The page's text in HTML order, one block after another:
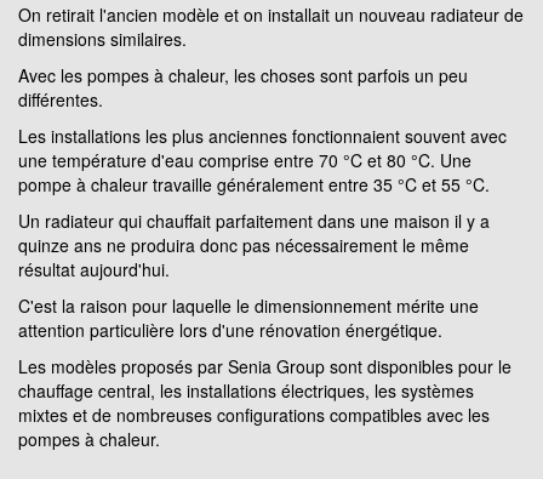
On retirait l'ancien modèle et on installait un nouveau radiateur de
dimensions similaires.
Avec les pompes à chaleur, les choses sont parfois un peu
différentes.
Les installations les plus anciennes fonctionnaient souvent avec
une température d'eau comprise entre 70 °C et 80 °C. Une
pompe à chaleur travaille généralement entre 35 °C et 55 °C.
Un radiateur qui chauffait parfaitement dans une maison il y a
quinze ans ne produira donc pas nécessairement le même
résultat aujourd'hui.
C'est la raison pour laquelle le dimensionnement mérite une
attention particulière lors d'une rénovation énergétique.
Les modèles proposés par Senia Group sont disponibles pour le
chauffage central, les installations électriques, les systèmes
mixtes et de nombreuses configurations compatibles avec les
pompes à chaleur.